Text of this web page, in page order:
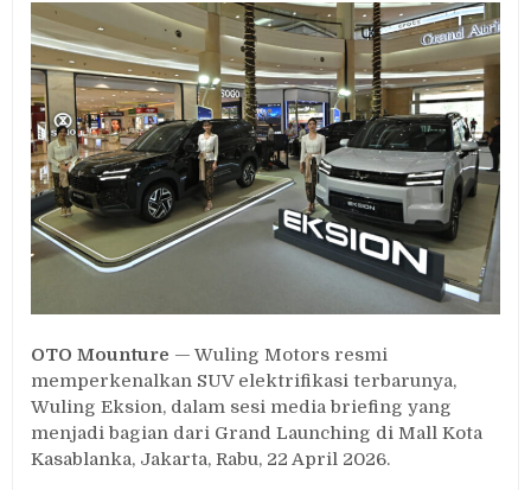
Eksion:
SUV
7-
Seater
EV
dan
PHEV
dengan
Jarak
Tempuh
1.000
OTO Mounture — Wuling Motors resmi
memperkenalkan SUV elektrifikasi terbarunya,
Wuling Eksion, dalam sesi media briefing yang
menjadi bagian dari Grand Launching di Mall Kota
Kasablanka, Jakarta, Rabu, 22 April 2026.